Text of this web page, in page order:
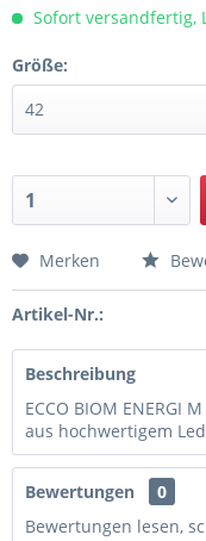
Sofort versandfertig,
Größe:
Merken
Artikel-Nr.:
Beschreibung
ECCO BIOM ENERGI
aus hochwertigem
Bewertungen
0
Bewertungen lesen,